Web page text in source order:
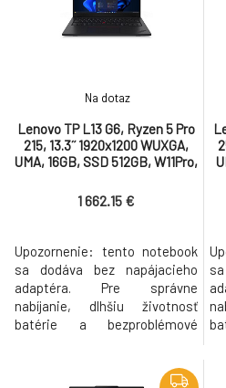
number 21QJ00H0CK Procesor
AMD Ryzen AI 5 PRO 340 (6C /
Lenovo TP L13 G6, Ryzen 5 Pro
215, 13.3˝ 1920x1200 WUXGA,
UMA, 16GB, SSD 512GB, W11Pro,
Na dotaz
1 662.15 €
Upozornenie: tento notebook
sa dodáva bez napájacieho
adaptéra. Pre správne
nabíjanie, dlhšiu životnosť
batérie a bezproblémové
odporúčaný adaptér, ktorý